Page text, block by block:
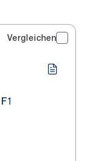
Vergleichen